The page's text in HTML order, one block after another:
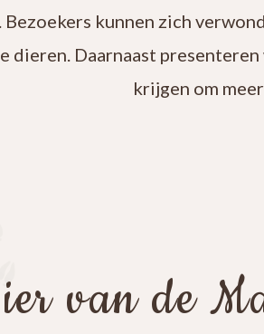
Bezoekers kunnen zich
dieren. Daarnaast
krijgen om
van de